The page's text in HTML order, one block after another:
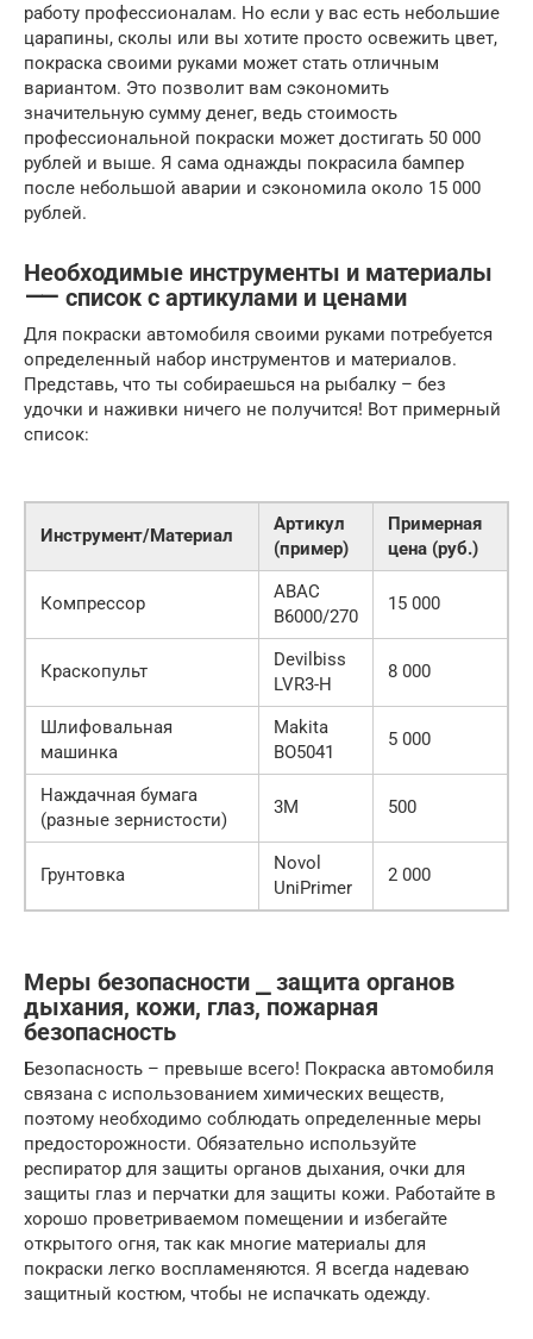
работу профессионалам. Но если у вас есть небольшие
царапины, сколы или вы хотите просто освежить цвет,
покраска своими руками может стать отличным
вариантом. Это позволит вам сэкономить
значительную сумму денег, ведь стоимость
профессиональной покраски может достигать 50 000
рублей и выше. Я сама однажды покрасила бампер
после небольшой аварии и сэкономила около 15 000
рублей.
Необходимые инструменты и материалы
⸺ список с артикулами и ценами
Для покраски автомобиля своими руками потребуется
определенный набор инструментов и материалов.
Представь, что ты собираешься на рыбалку – без
удочки и наживки ничего не получится! Вот примерный
список:
Инструмент/Материал
Артикул
(пример)
Примерная
цена (руб.)
Компрессор
ABAC
B6000/270
15 000
Краскопульт
Devilbiss
LVR3-H
8 000
Шлифовальная
машинка
Makita
BO5041
5 000
Наждачная бумага
(разные зернистости)
3M 500
Грунтовка
Novol
UniPrimer
2 000
Меры безопасности ⎯ защита органов
дыхания, кожи, глаз, пожарная
безопасность
Безопасность – превыше всего! Покраска автомобиля
связана с использованием химических веществ,
поэтому необходимо соблюдать определенные меры
предосторожности. Обязательно используйте
респиратор для защиты органов дыхания, очки для
защиты глаз и перчатки для защиты кожи. Работайте в
хорошо проветриваемом помещении и избегайте
открытого огня, так как многие материалы для
покраски легко воспламеняются. Я всегда надеваю
защитный костюм, чтобы не испачкать одежду.